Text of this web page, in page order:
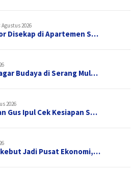
Agustus 2026
Disekap di Apartemen S…
Budaya di Serang Mul…
2026
Gus Ipul Cek Kesiapan S…
Jadi Pusat Ekonomi,…